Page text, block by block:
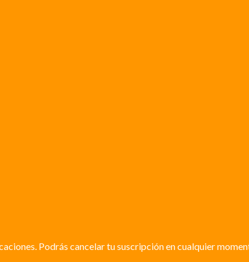
Podrás cancelar tu suscripción en cualquier